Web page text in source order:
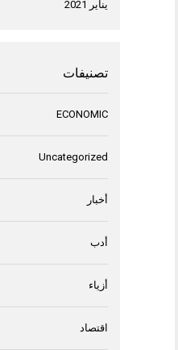
يناير 2021
تصنيفات
ECONOMIC
Uncategorized
أخبار
أدب
أزياء
اقتصاد